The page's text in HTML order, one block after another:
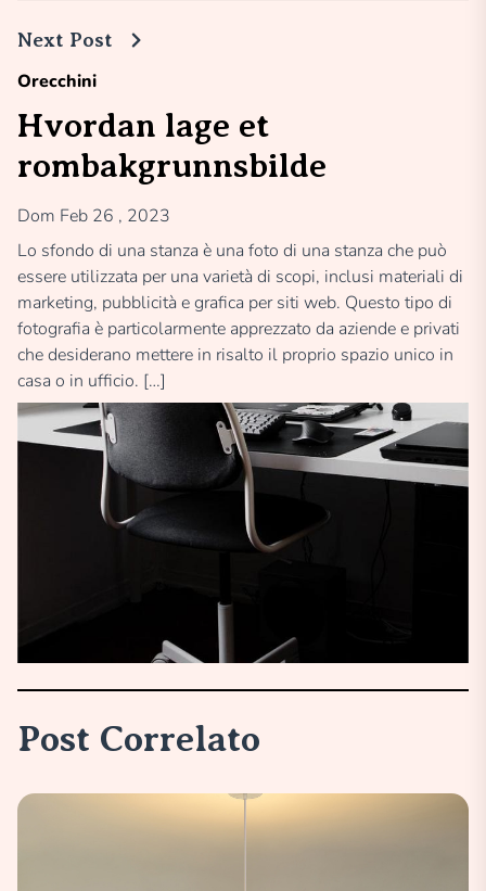
Next Post
Orecchini
Hvordan lage et
rombakgrunnsbilde
Dom Feb 26 , 2023
Lo sfondo di una stanza è una foto di una stanza che può
essere utilizzata per una varietà di scopi, inclusi materiali di
marketing, pubblicità e grafica per siti web. Questo tipo di
fotografia è particolarmente apprezzato da aziende e privati
che desiderano mettere in risalto il proprio spazio unico in
casa o in ufficio. […]
Post Correlato